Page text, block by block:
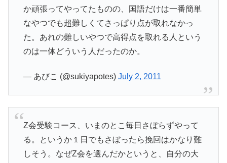
か頑張ってやってたものの、国語だけは一番簡単
なやつでも超難しくてさっぱり点が取れなかっ
た。あれの難しいやつで高得点を取れる人という
のは一体どういう人だったのか。
— あびこ (@sukiyapotes) July 2, 2011
Z会受験コース、いまのとこ毎日さぼらずやって
る。というか１日でもさぼったら挽回はかなり難
しそう。なぜZ会を選んだかというと、自分の大